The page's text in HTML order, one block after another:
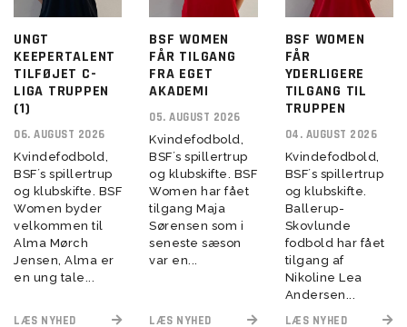
UNGT
KEEPERTALENT
TILFØJET C-
LIGA TRUPPEN
(1)
06. AUGUST 2026
Kvindefodbold,
BSF´s spillertrup
og klubskifte. BSF
Women byder
velkommen til
Alma Mørch
Jensen, Alma er
en ung tale...
LÆS NYHED
BSF WOMEN
FÅR TILGANG
FRA EGET
AKADEMI
05. AUGUST 2026
Kvindefodbold,
BSF´s spillertrup
og klubskifte. BSF
Women har fået
tilgang Maja
Sørensen som i
seneste sæson
var en...
LÆS NYHED
BSF WOMEN
FÅR
YDERLIGERE
TILGANG TIL
TRUPPEN
04. AUGUST 2026
Kvindefodbold,
BSF´s spillertrup
og klubskifte.
Ballerup-
Skovlunde
fodbold har fået
tilgang af
Nikoline Lea
Andersen...
LÆS NYHED